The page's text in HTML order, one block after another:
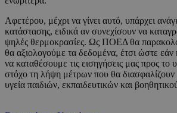
Αφετέρου, μέχρι να γίνει αυτό, υπάρχει
κατάστασης, ειδικά αν συνεχίσουν να
ψηλές θερμοκρασίες. Ως ΠΟΕΔ θα
θα αξιολογούμε τα δεδομένα, έτσι ώστε εάν
να καταθέσουμε τις εισηγήσεις μας προς το
στόχο τη λήψη μέτρων που θα διασφαλίζουν
υγεία παιδιών, εκπαιδευτικών και